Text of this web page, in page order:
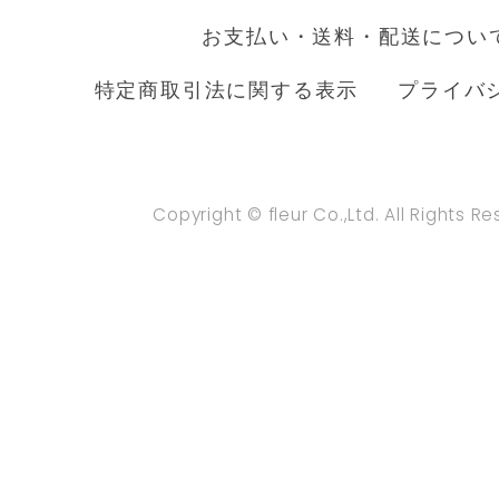
お支払い・送料・配送につい
特定商取引法に関する表示 プライバ
Copyright © fleur Co.,Ltd. All Rights